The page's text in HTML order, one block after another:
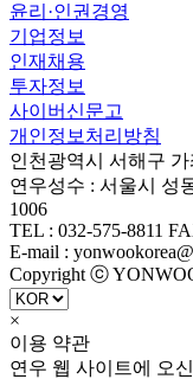
윤리·인권경영
기업정보
인재채용
투자정보
사이버신문고
개인정보처리방침
인천광역시 서해구
연우성수 : 서울시 성
1006
TEL : 032-575-8811
E-mail :
Copyright ⓒ
×
이용 약관
연우 웹 사이트에 오